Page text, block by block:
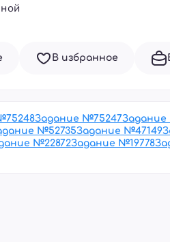
В избранное
75248Задание №75247
№52735Задание №47149
№22872Задание №19778